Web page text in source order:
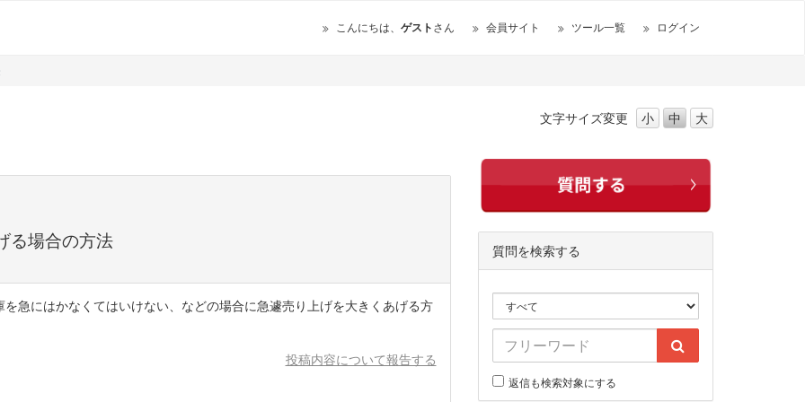
こんにちは、 ゲストさん 会員サイト ツール一覧 ログイン
文字サイズ変更 小 中 大
る場合の方法
急にはかなくてはいけない、などの場合に急遽売り上げを大きくあげる方
投稿内容について報告する
質問を検索する
返信も検索対象にする